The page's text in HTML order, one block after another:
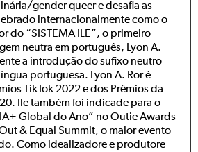
gender queer e desafia as
internacionalmente como o
do “SISTEMA ILE”, o primeiro
neutra em português, Lyon A.
a introdução do sufixo neutro
portuguesa. Lyon A. Ror é
TikTok 2022 e dos Prêmios da
Ile também foi indicade para o
Global do Ano” no Outie Awards
& Equal Summit, o maior evento
Como idealizadore e produtore